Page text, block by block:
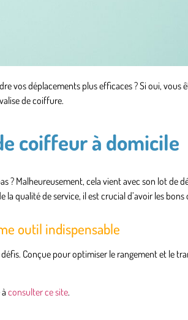
vos déplacements plus efficaces ? Si oui, vous
de coiffure.
coiffeur à domicile
? Malheureusement, cela vient avec son lot
qualité de service, il est crucial d’avoir les
outil indispensable
Conçue pour optimiser le rangement et le
consulter ce site.